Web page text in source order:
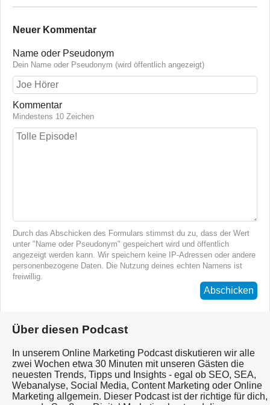
Neuer Kommentar
Name oder Pseudonym
Dein Name oder Pseudonym (wird öffentlich angezeigt)
Kommentar
Mindestens 10 Zeichen
Durch das Abschicken des Formulars stimmst du zu, dass der Wert
unter "Name oder Pseudonym" gespeichert wird und öffentlich
angezeigt werden kann. Wir speichern keine IP-Adressen oder andere
personenbezogene Daten. Die Nutzung deines echten Namens ist
freiwillig.
Abschicken
Über diesen Podcast
In unserem Online Marketing Podcast diskutieren wir alle
zwei Wochen etwa 30 Minuten mit unseren Gästen die
neuesten Trends, Tipps und Insights - egal ob SEO, SEA,
Webanalyse, Social Media, Content Marketing oder Online
Marketing allgemein. Dieser Podcast ist der richtige für dich,